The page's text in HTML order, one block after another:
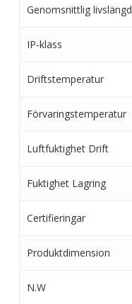
Genomsnittlig livslängd
IP-klass
Driftstemperatur
Förvaringstemperatur
Luftfuktighet Drift
Fuktighet Lagring
Certifieringar
Produktdimension
N.W